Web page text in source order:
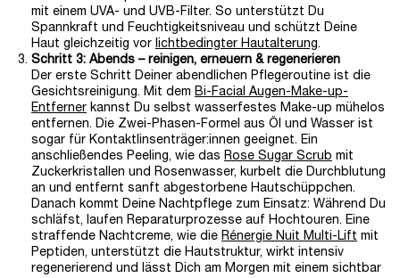
mit einem UVA- und UVB-Filter. So unterstützt Du
Spannkraft und Feuchtigkeitsniveau und schützt Deine
Haut gleichzeitig vor lichtbedingter Hautalterung.
Schritt 3: Abends – reinigen, erneuern & regenerieren
Der erste Schritt Deiner abendlichen Pflegeroutine ist die
Gesichtsreinigung. Mit dem Bi-Facial Augen-Make-up-
Entferner kannst Du selbst wasserfestes Make-up mühelos
entfernen. Die Zwei-Phasen-Formel aus Öl und Wasser ist
sogar für Kontaktlinsenträger:innen geeignet. Ein
anschließendes Peeling, wie das Rose Sugar Scrub mit
Zuckerkristallen und Rosenwasser, kurbelt die Durchblutung
an und entfernt sanft abgestorbene Hautschüppchen.
Danach kommt Deine Nachtpflege zum Einsatz: Während Du
schläfst, laufen Reparaturprozesse auf Hochtouren. Eine
straffende Nachtcreme, wie die Rénergie Nuit Multi-Lift mit
Peptiden, unterstützt die Hautstruktur, wirkt intensiv
regenerierend und lässt Dich am Morgen mit einem sichtbar